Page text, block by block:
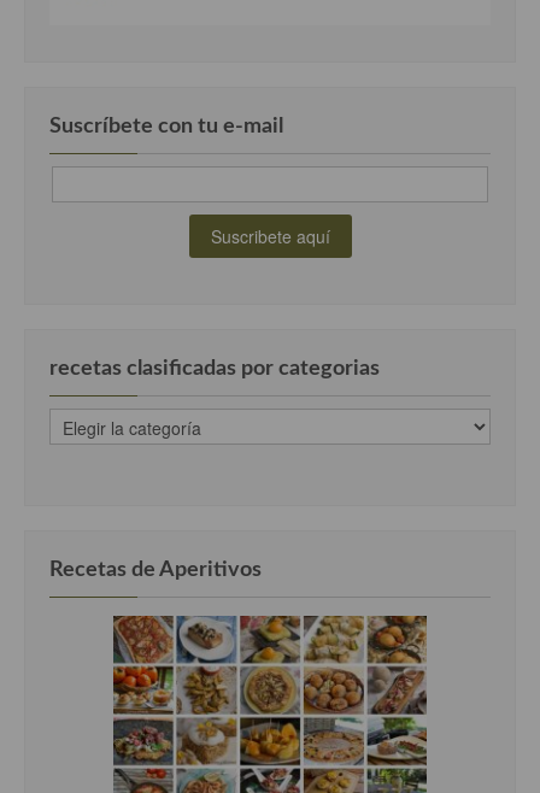
Suscríbete con tu e-mail
recetas clasificadas por categorias
recetas
clasificadas
Recetas de Aperitivos